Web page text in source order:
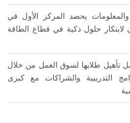
يحصد المركز الأول في
لابتكار حلول ذكية في قطاع الطاقة
طلابها لسوق العمل من خلال
التدريبية والشراكات مع كبرى